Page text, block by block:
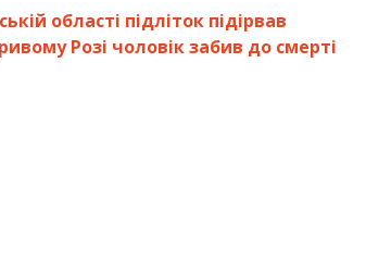
області підліток підірвав
Розі чоловік забив до смерті